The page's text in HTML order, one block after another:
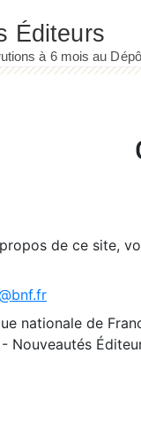
de ce site,
nationale de
Nouveautés